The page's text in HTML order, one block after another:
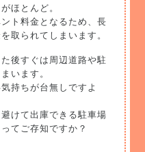
ほとんど。
ト料金となるため、長
取られてしまいます。
後すぐは周辺道路や駐
います。
持ちが台無しですよ
けて出庫できる駐車場
てご存知ですか？